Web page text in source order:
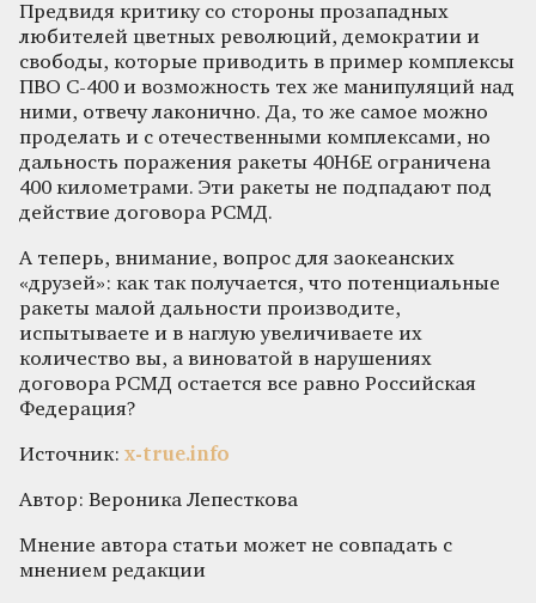
Предвидя критику со стороны прозападных
любителей цветных революций, демократии и
свободы, которые приводить в пример комплексы
ПВО С-400 и возможность тех же манипуляций над
ними, отвечу лаконично. Да, то же самое можно
проделать и с отечественными комплексами, но
дальность поражения ракеты 40Н6Е ограничена
400 километрами. Эти ракеты не подпадают под
действие договора РСМД.
А теперь, внимание, вопрос для заокеанских
«друзей»: как так получается, что потенциальные
ракеты малой дальности производите,
испытываете и в наглую увеличиваете их
количество вы, а виноватой в нарушениях
договора РСМД остается все равно Российская
Федерация?
Источник: x-true.info
Автор: Вероника Лепесткова
Мнение автора статьи может не совпадать с
мнением редакции